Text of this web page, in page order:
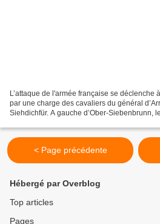
L’attaque de l'armée française se déclenche
par une charge des cavaliers du général
Siehdichfür. A gauche d’Ober-Siebenbrunn,
< Page précédente
Hébergé par Overblog
Top articles
Pages